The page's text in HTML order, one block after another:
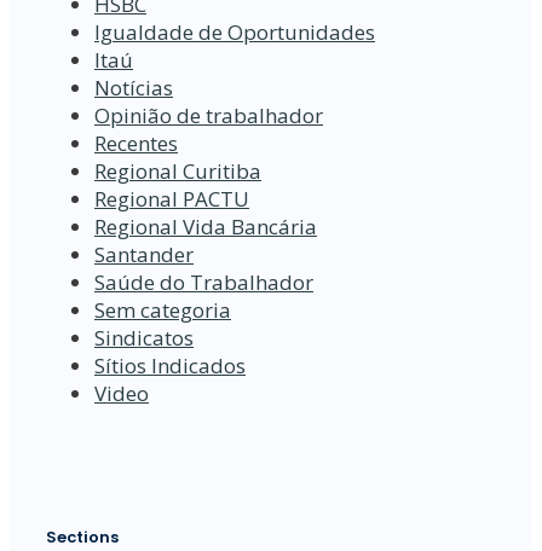
Igualdade de Oportunidades
Itaú
Notícias
Opinião de trabalhador
Recentes
Regional Curitiba
Regional PACTU
Regional Vida Bancária
Santander
Saúde do Trabalhador
Sem categoria
Sindicatos
Sítios Indicados
Video
Sections